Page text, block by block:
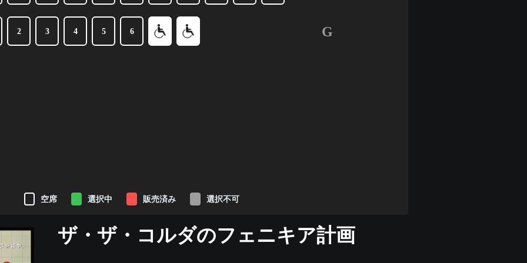
G
2 3 4 5 6
空席 選択中 販売済み 選択不可
ザ・ザ・コルダのフェニキア計画